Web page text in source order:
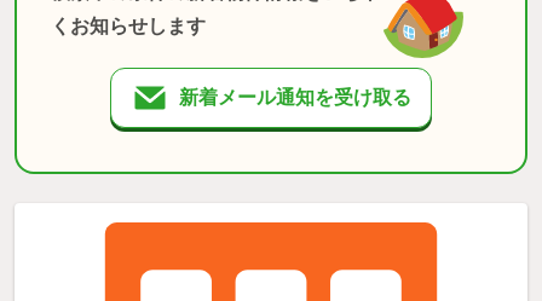
くお知らせします
新着メール通知を受け取る